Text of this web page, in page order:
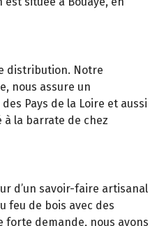
distribution. Notre
nous assure un
Pays de la Loire et aussi
la barrate de chez
d’un savoir-faire artisanal
feu de bois avec des
forte demande, nous avons